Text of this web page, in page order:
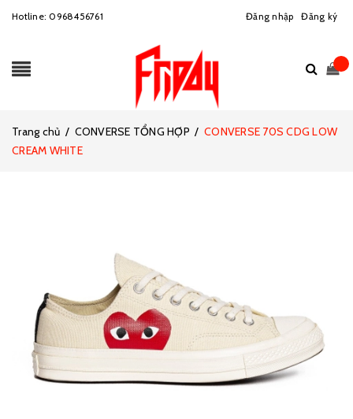
Hotline:0968456761 Đăng nhập Đăng ký
Trang chủ / CONVERSE TỔNG HỢP / CONVERSE 70S CDG LOW
CREAM WHITE